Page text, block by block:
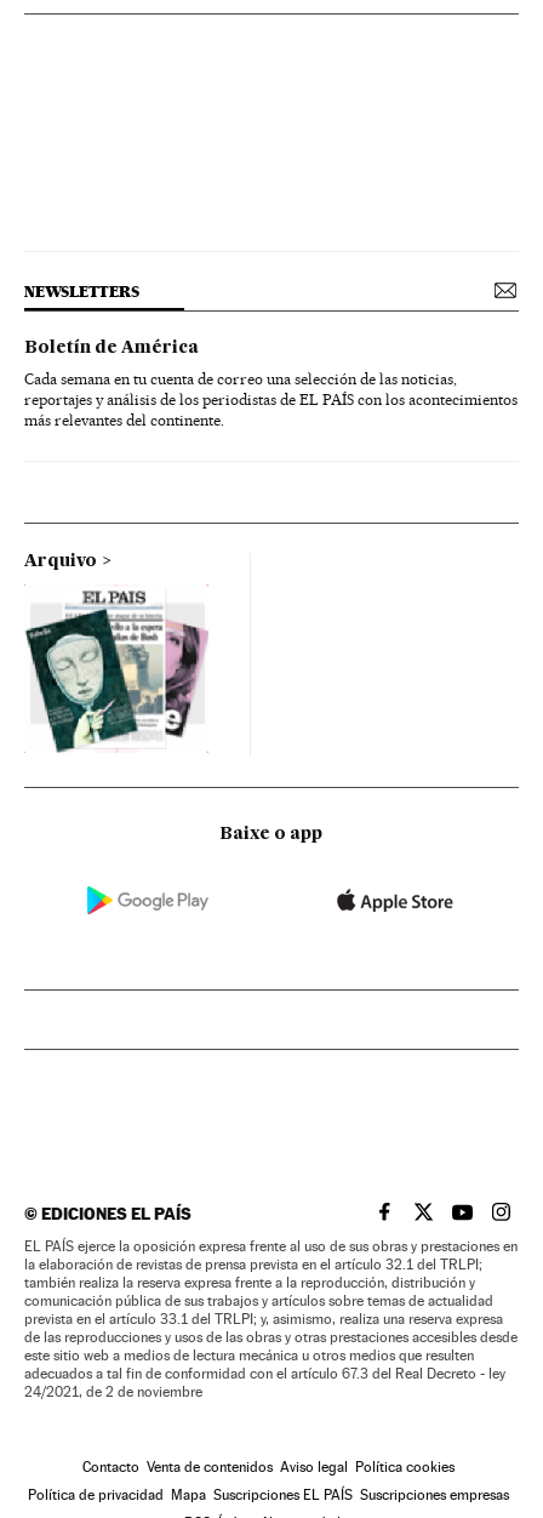
NEWSLETTERS
Boletín de América
Cada semana en tu cuenta de correo una selección de las noticias,
reportajes y análisis de los periodistas de EL PAÍS con los acontecimientos
más relevantes del continente.
Arquivo
Baixe o app
©EDICIONES EL PAÍS EL PAÍS BRASIL EN
EL PAÍSEL PAÍS
EL
EL PAÍS ejerce la oposición expresa frente al uso de sus obras y prestaciones en
la elaboración de revistas de prensa prevista en el artículo 32.1 del TRLPI;
también realiza la reserva expresa frente a la reproducción, distribución y
comunicación pública de sus trabajos y artículos sobre temas de actualidad
prevista en el artículo 33.1 del TRLPI; y, asimismo, realiza una reserva expresa
de las reproducciones y usos de las obras y otras prestaciones accesibles desde
este sitio web a medios de lectura mecánica u otros medios que resulten
adecuados a tal fin de conformidad con el artículo 67.3 del Real Decreto - ley
24/2021, de 2 de noviembre
Contacto Venta de contenidos Aviso legal
Política cookies
Política de privacidad
Mapa Suscripciones EL PAÍS Suscripciones empresas